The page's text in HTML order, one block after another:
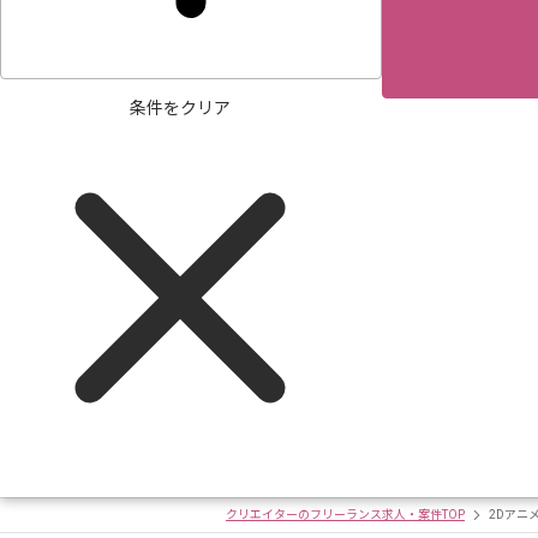
条件をクリア
クリエイターのフリーランス求人・案件TOP 2Dアニ